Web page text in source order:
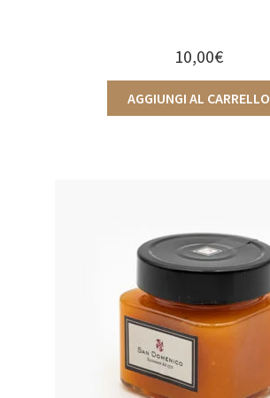
10,00€
AGGIUNGI AL CARRELLO